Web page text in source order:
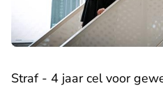
Straf - 4 jaar cel voor